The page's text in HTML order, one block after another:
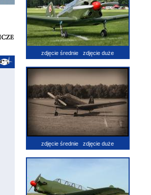
zdjęcie średnie zdjęcie duże
zdjęcie średnie zdjęcie duże